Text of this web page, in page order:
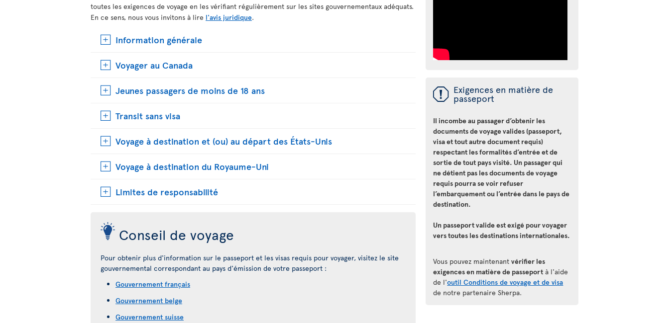
toutes les exigences de voyage en les vérifiant régulièrement sur les sites gouvernementaux adéquats.
En ce sens, nous vous invitons à lire l'avis juridique.
Information générale
Voyager au Canada
Jeunes passagers de moins de 18 ans
Transit sans visa
Voyage à destination et (ou) au départ des États-Unis
Voyage à destination du Royaume-Uni
Limites de responsabilité
Conseil de voyage
Pour obtenir plus d'information sur le passeport et les visas requis pour voyager, visitez le site
gouvernemental correspondant au pays d'émission de votre passeport :
Gouvernement français
Gouvernement belge
Gouvernement suisse
ü Exigences en matière de
passeport
Il incombe au passager d’obtenir les
documents de voyage valides (passeport,
visa et tout autre document requis)
respectant les formalités d’entrée et de
sortie de tout pays visité. Un passager qui
ne détient pas les documents de voyage
requis pourra se voir refuser
l’embarquement ou l’entrée dans le pays de
destination.
Un passeport valide est exigé pour voyager
vers toutes les destinations internationales.
Vous pouvez maintenantvérifier les
exigences en matière de passeport à l'aide
de l'outil Conditions de voyage et de visa
de notre partenaire Sherpa.